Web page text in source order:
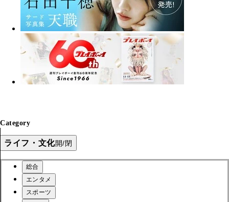
Category
ライフ・文化開/閉
総合
エンタメ
スポーツ